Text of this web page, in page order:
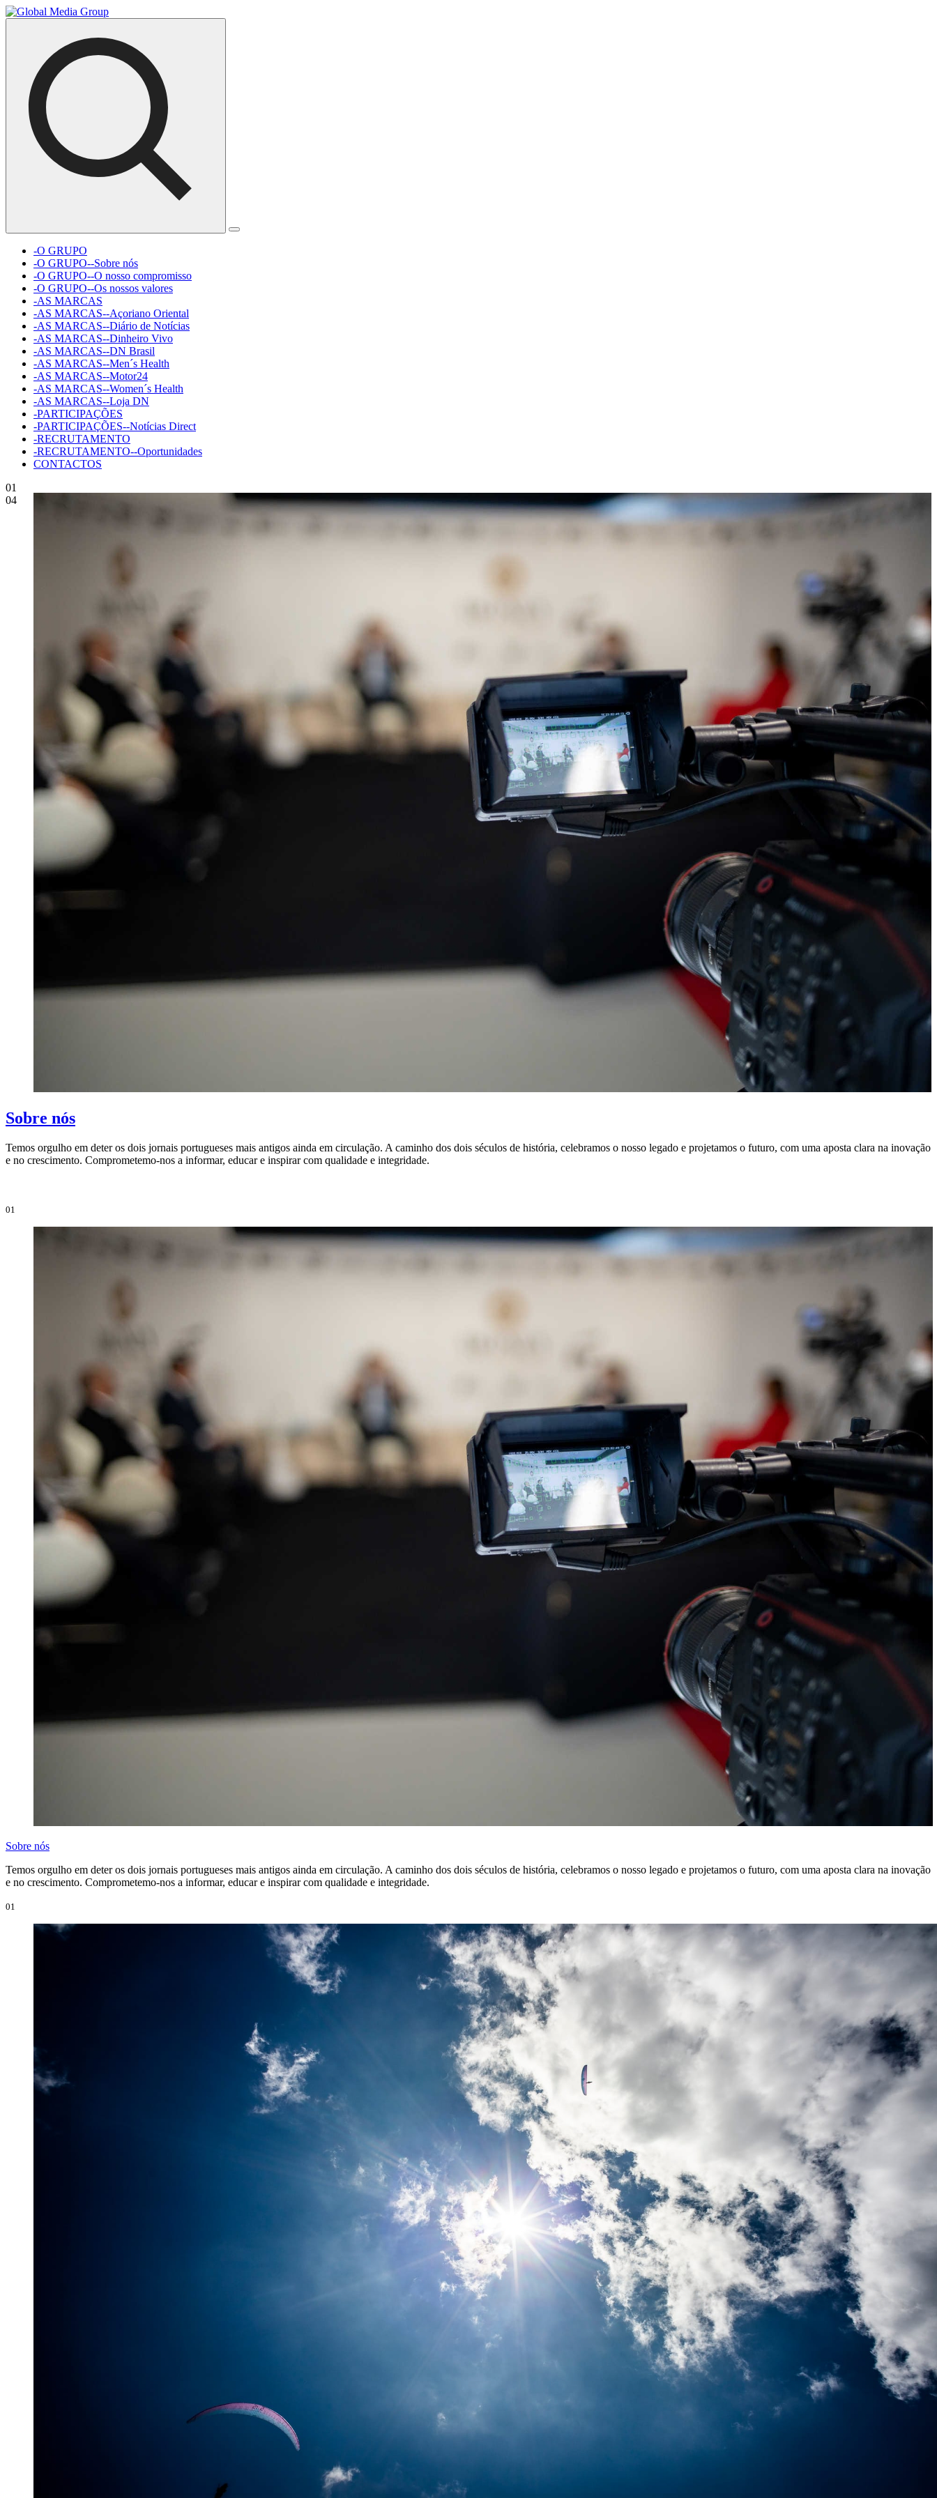
-O GRUPO
-O GRUPO--Sobre nós
-O GRUPO--O nosso compromisso
-O GRUPO--Os nossos valores
-AS MARCAS
-AS MARCAS--Açoriano Oriental
-AS MARCAS--Diário de Notícias
-AS MARCAS--Dinheiro Vivo
-AS MARCAS--DN Brasil
-AS MARCAS--Men´s Health
-AS MARCAS--Motor24
-AS MARCAS--Women´s Health
-AS MARCAS--Loja DN
-PARTICIPAÇÕES
-PARTICIPAÇÕES--Notícias Direct
-RECRUTAMENTO
-RECRUTAMENTO--Oportunidades
CONTACTOS
Sobre nós
Temos orgulho em deter os dois jornais portugueses mais antigos ainda em circulação. A caminho dos dois séculos de história, celebramos o nosso legado e projetamos o futuro, com uma aposta clara na inovação
e no crescimento. Comprometemo-nos a informar, educar e inspirar com qualidade e integridade.
01
04
01
Sobre nós
Temos orgulho em deter os dois jornais portugueses mais antigos ainda em circulação. A caminho dos dois séculos de história, celebramos o nosso legado e projetamos o futuro, com uma aposta clara na inovação
e no crescimento. Comprometemo-nos a informar, educar e inspirar com qualidade e integridade.
01